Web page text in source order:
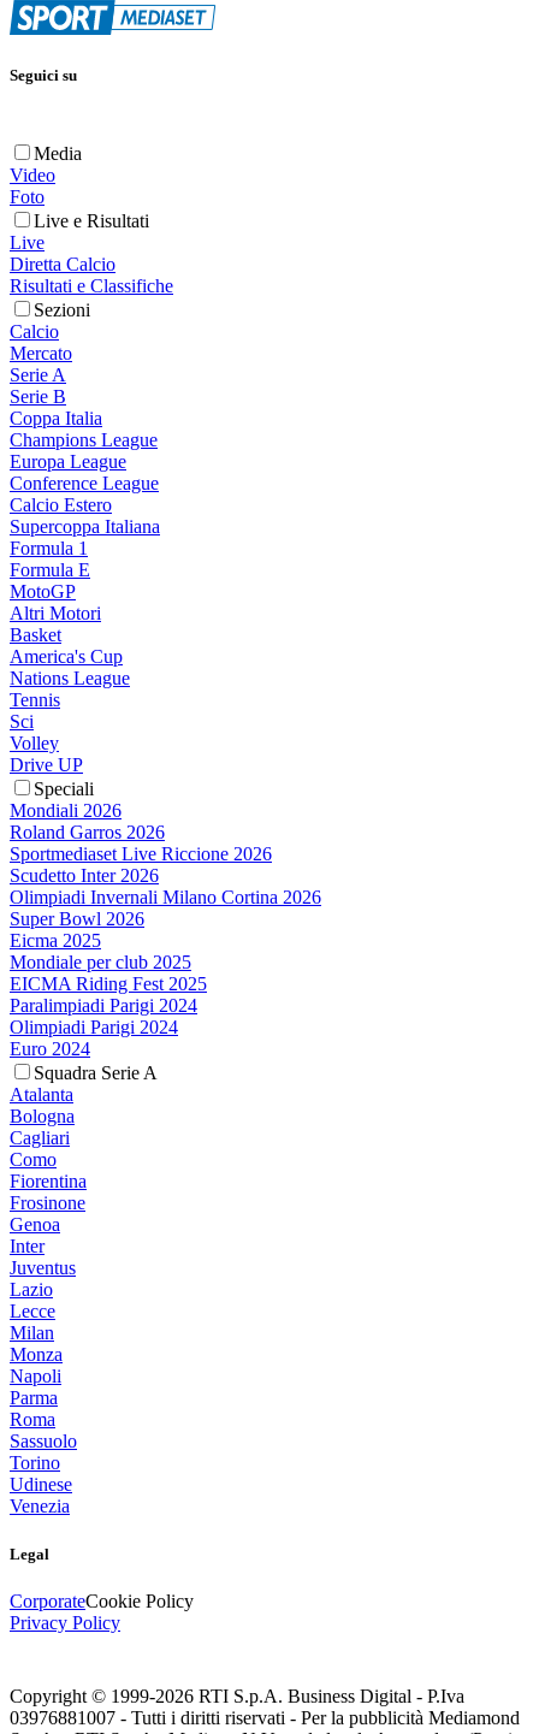
Seguici su
Media
Video
Foto
Live e Risultati
Live
Diretta Calcio
Risultati e Classifiche
Sezioni
Calcio
Mercato
Serie A
Serie B
Coppa Italia
Champions League
Europa League
Conference League
Calcio Estero
Supercoppa Italiana
Formula 1
Formula E
MotoGP
Altri Motori
Basket
America's Cup
Nations League
Tennis
Sci
Volley
Drive UP
Speciali
Mondiali 2026
Roland Garros 2026
Sportmediaset Live Riccione 2026
Scudetto Inter 2026
Olimpiadi Invernali Milano Cortina 2026
Super Bowl 2026
Eicma 2025
Mondiale per club 2025
EICMA Riding Fest 2025
Paralimpiadi Parigi 2024
Olimpiadi Parigi 2024
Euro 2024
Squadra Serie A
Atalanta
Bologna
Cagliari
Como
Fiorentina
Frosinone
Genoa
Inter
Juventus
Lazio
Lecce
Milan
Monza
Napoli
Parma
Roma
Sassuolo
Torino
Udinese
Venezia
Legal
CorporateCookie Policy
Privacy Policy
Copyright © 1999-2026 RTI S.p.A. Business Digital - P.Iva
03976881007 - Tutti i diritti riservati - Per la pubblicità Mediamond